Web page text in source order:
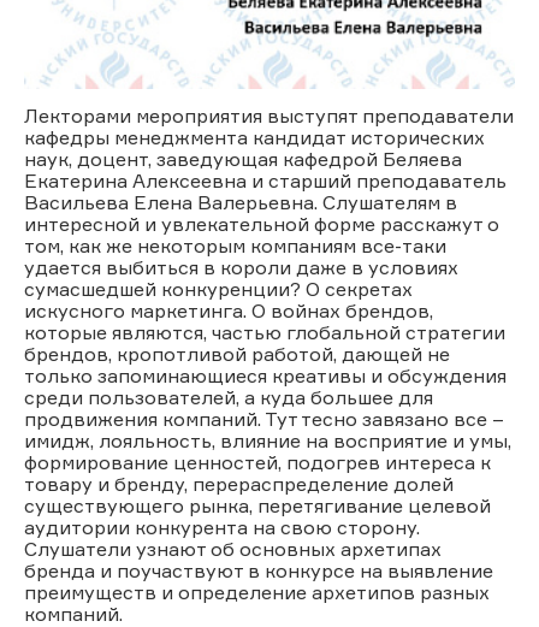
Лекторами мероприятия выступят преподаватели
кафедры менеджмента кандидат исторических
наук, доцент, заведующая кафедрой Беляева
Екатерина Алексеевна и старший преподаватель
Васильева Елена Валерьевна. Слушателям в
интересной и увлекательной форме расскажут о
том, как же некоторым компаниям все-таки
удается выбиться в короли даже в условиях
сумасшедшей конкуренции? О секретах
искусного маркетинга. О войнах брендов,
которые являются, частью глобальной стратегии
брендов, кропотливой работой, дающей не
только запоминающиеся креативы и обсуждения
среди пользователей, а куда большее для
продвижения компаний. Тут тесно завязано все –
имидж, лояльность, влияние на восприятие и умы,
формирование ценностей, подогрев интереса к
товару и бренду, перераспределение долей
существующего рынка, перетягивание целевой
аудитории конкурента на свою сторону.
Слушатели узнают об основных архетипах
бренда и поучаствуют в конкурсе на выявление
преимуществ и определение архетипов разных
компаний.